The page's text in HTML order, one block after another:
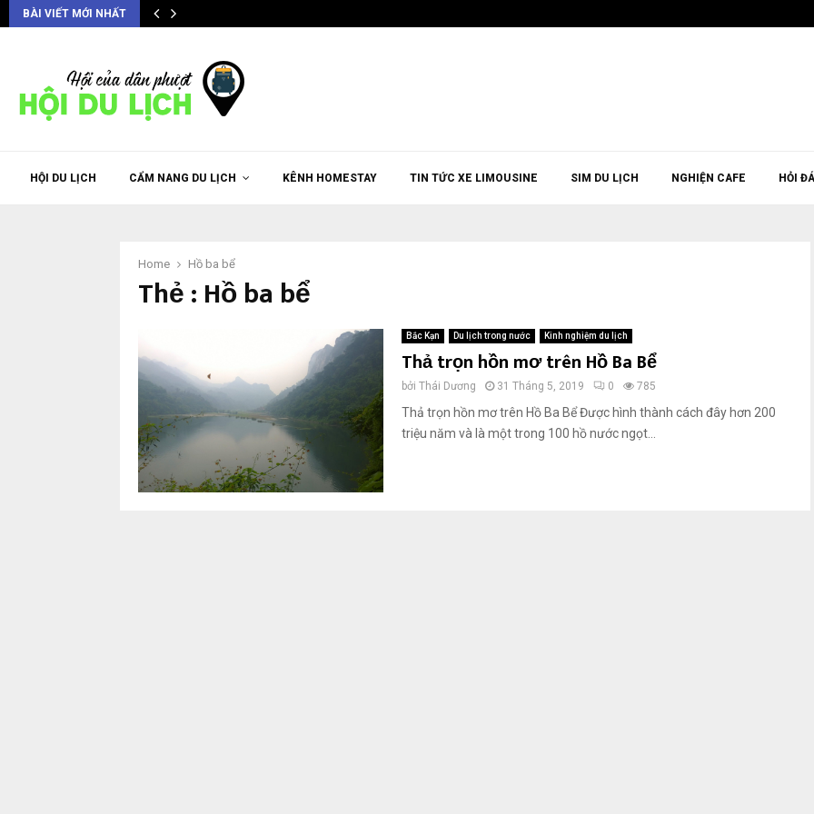
BÀI VIẾT MỚI NHẤT
HỘI DU LỊCH CẨM NANG DU LỊCH KÊNH HOMESTAY TIN TỨC XE LIMOUSINE SIM DU LỊCH NGHIỆN CAFE HỎI
Home Hồ ba bể
Thẻ : Hồ ba bể
Bắc Kạn Du lịch trong nước Kinh nghiệm du lịch
Thả trọn hồn mơ trên Hồ Ba Bể
bởi Thái Dương 31 Tháng 5, 2019 0 785
Thả trọn hồn mơ trên Hồ Ba Bể Được hình thành cách đây hơn 200
triệu năm và là một trong 100 hồ nước ngọt...